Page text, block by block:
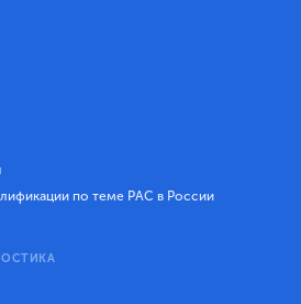
по теме РАС в России